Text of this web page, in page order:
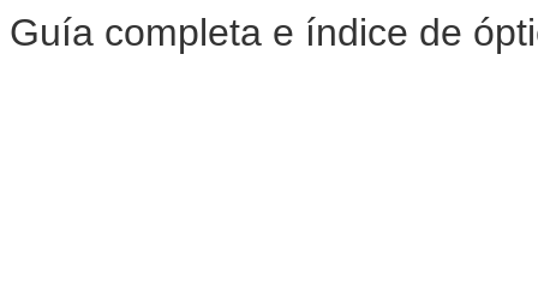
Guía completa e índice de